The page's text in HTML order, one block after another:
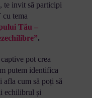
te invit să participi
tema
Tău –
.
pot crea
putem identifica
afla cum să poți să
echilibrul și